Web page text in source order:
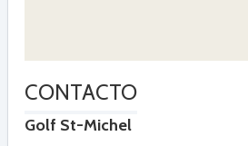
CONTACTO
Golf St-Michel